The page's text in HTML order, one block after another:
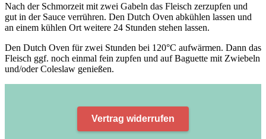
Nach der Schmorzeit mit zwei Gabeln das Fleisch zerzupfen und
gut in der Sauce verrühren. Den Dutch Oven abkühlen lassen und
an einem kühlen Ort weitere 24 Stunden stehen lassen.
Den Dutch Oven für zwei Stunden bei 120°C aufwärmen. Dann das
Fleisch ggf. noch einmal fein zupfen und auf Baguette mit Zwiebeln
und/oder Coleslaw genießen.
Vertrag widerrufen